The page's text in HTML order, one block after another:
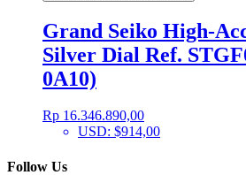
Grand Seiko High-
Silver Dial Ref.
0A10)
Rp 16.346.890,00
USD: $914,00
Follow Us